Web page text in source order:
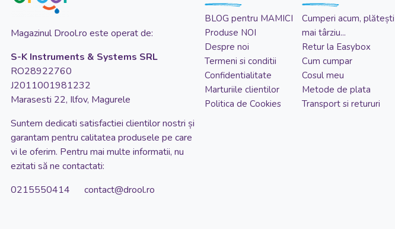
Jucarii Bebe
Learning Resources
Speedy Monkey
Magazinul Drool.ro este operat de:
S-K Instruments & Systems SRL
RO28922760
J2011001981232
Marasesti 22, Ilfov, Magurele
Suntem dedicati satisfactiei clientilor nostri și
garantam pentru calitatea produsele pe care
vi le oferim. Pentru mai multe informatii, nu
ezitati să ne contactati:
0215550414 contact@drool.ro
BLOG pentru MAMICI
Produse NOI
Despre noi
Termeni si conditii
Confidentialitate
Marturiile clientilor
Politica de Cookies
Cumperi acum, plătești
mai târziu...
Retur la Easybox
Cum cumpar
Cosul meu
Metode de plata
Transport si retururi